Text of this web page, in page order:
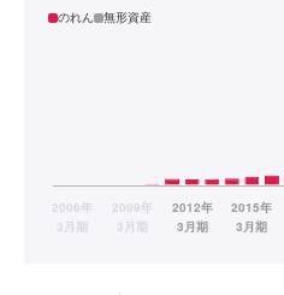
のれん 無形資産